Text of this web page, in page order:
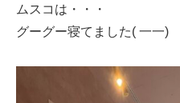
ムスコは・・・
グーグー寝てました( 一一)